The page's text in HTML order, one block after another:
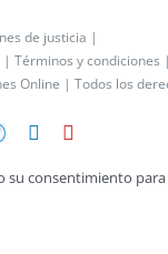
de justicia |
| Términos y condiciones |
Online | Todos los
LinkedIn
consentimiento